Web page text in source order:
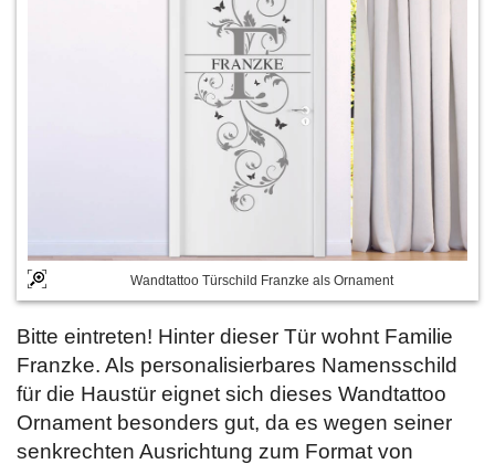
Wandtattoo Türschild Franzke als Ornament
Bitte eintreten! Hinter dieser Tür wohnt Familie
Franzke. Als personalisierbares Namensschild
für die Haustür eignet sich dieses Wandtattoo
Ornament besonders gut, da es wegen seiner
senkrechten Ausrichtung zum Format von